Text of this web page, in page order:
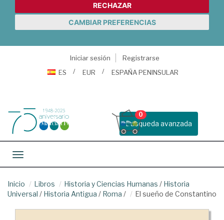
RECHAZAR
CAMBIAR PREFERENCIAS
Iniciar sesión
Registrarse
ES
EUR ESPAÑA PENINSULAR
Busqueda avanzada
0
Toggle navigation
Inicio Libros Historia y Ciencias Humanas / Historia
Universal / Historia Antigua / Roma / El sueño de Constantino